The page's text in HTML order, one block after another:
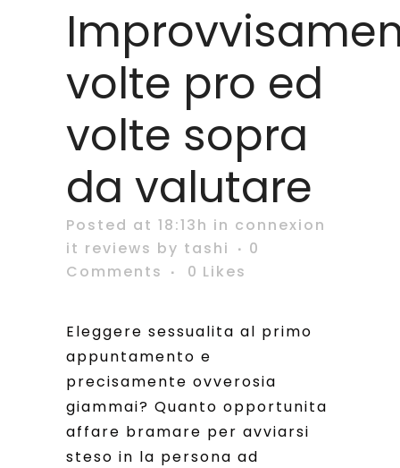
volte pro ed
volte sopra
da valutare
Posted at 18:13h in connexion
it reviews by tashi
0
Comments
0 Likes
Eleggere sessualita al primo
appuntamento e
precisamente ovverosia
giammai? Quanto opportunita
affare bramare per avviarsi
steso in la persona ad